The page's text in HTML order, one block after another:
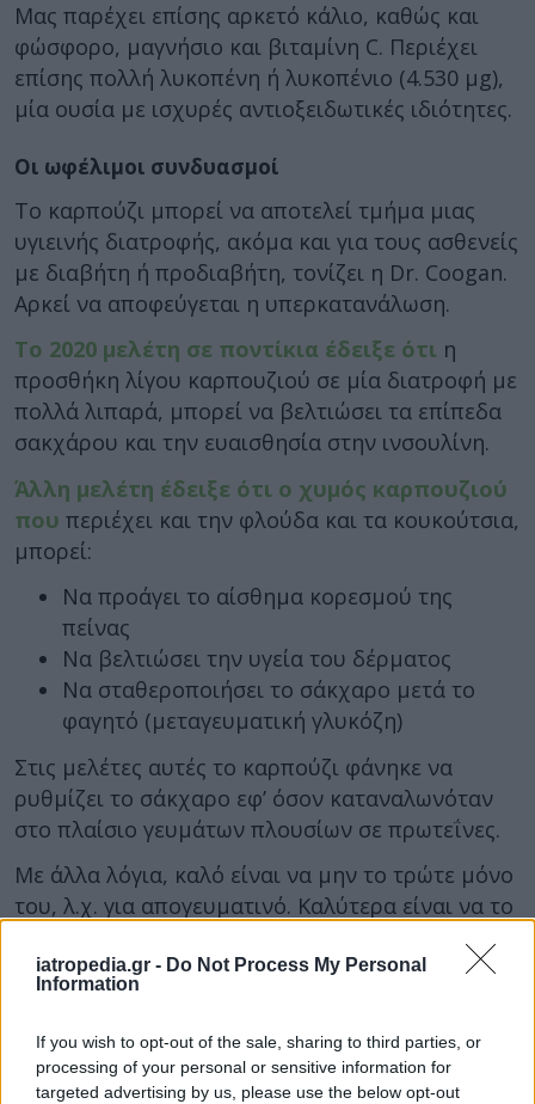
iatropedia.gr - Do Not Process My Personal
Information
If you wish to opt-out of the sale, sharing to third parties, or
processing of your personal or sensitive information for
targeted advertising by us, please use the below opt-out
Μας παρέχει επίσης αρκετό κάλιο, καθώς και
φώσφορο, μαγνήσιο και βιταμίνη C. Περιέχει
επίσης πολλή λυκοπένη ή λυκοπένιο (4.530 μg),
μία ουσία με ισχυρές αντιοξειδωτικές ιδιότητες.
Οι ωφέλιμοι συνδυασμοί
Το καρπούζι μπορεί να αποτελεί τμήμα μιας
υγιεινής διατροφής, ακόμα και για τους ασθενείς
με διαβήτη ή προδιαβήτη, τονίζει η Dr. Coogan.
Αρκεί να αποφεύγεται η υπερκατανάλωση.
Το 2020 μελέτη σε ποντίκια έδειξε ότι η
προσθήκη λίγου καρπουζιού σε μία διατροφή με
πολλά λιπαρά, μπορεί να βελτιώσει τα επίπεδα
σακχάρου και την ευαισθησία στην ινσουλίνη.
Άλλη μελέτη έδειξε ότι ο χυμός καρπουζιού
που περιέχει και την φλούδα και τα κουκούτσια,
μπορεί:
Να προάγει το αίσθημα κορεσμού της
πείνας
Να βελτιώσει την υγεία του δέρματος
Να σταθεροποιήσει το σάκχαρο μετά το
φαγητό (μεταγευματική γλυκόζη)
Στις μελέτες αυτές το καρπούζι φάνηκε να
ρυθμίζει το σάκχαρο εφ’ όσον καταναλωνόταν
στο πλαίσιο γευμάτων πλουσίων σε πρωτεΐνες.
Με άλλα λόγια, καλό είναι να μην το τρώτε μόνο
του, λ.χ. για απογευματινό. Καλύτερα είναι να το
καταναλώνετε αμέσως μετά το μεσημεριανό
φαγητό ή μαζί με φέτα, μοτσαρέλα ή cottage
cheese, ξηρούς καρπούς ή φρέσκο αβοκάντο.
Προσέξτε τις ποσότητες